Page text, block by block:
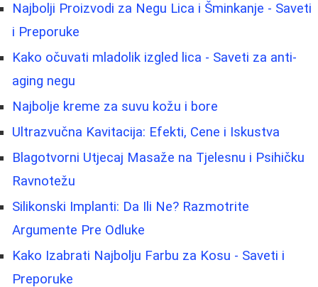
Najbolji Proizvodi za Negu Lica i Šminkanje - Saveti
i Preporuke
Kako očuvati mladolik izgled lica - Saveti za anti-
aging negu
Najbolje kreme za suvu kožu i bore
Ultrazvučna Kavitacija: Efekti, Cene i Iskustva
Blagotvorni Utjecaj Masaže na Tjelesnu i Psihičku
Ravnotežu
Silikonski Implanti: Da Ili Ne? Razmotrite
Argumente Pre Odluke
Kako Izabrati Najbolju Farbu za Kosu - Saveti i
Preporuke